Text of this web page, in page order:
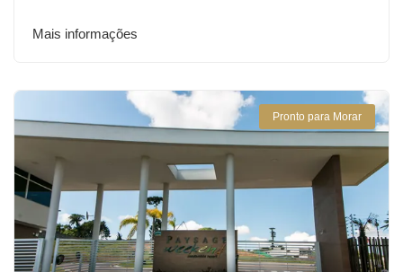
Mais informações
Pronto para Morar